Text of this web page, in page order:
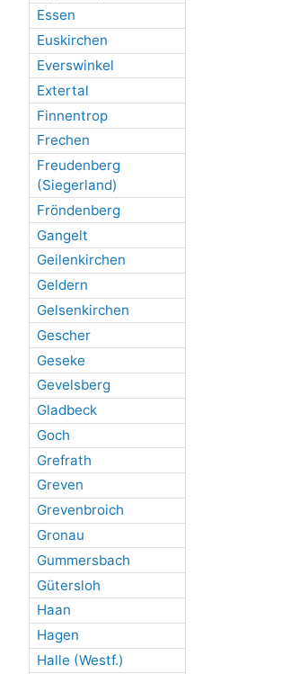
Essen
Euskirchen
Everswinkel
Extertal
Finnentrop
Frechen
Freudenberg
(Siegerland)
Fröndenberg
Gangelt
Geilenkirchen
Geldern
Gelsenkirchen
Gescher
Geseke
Gevelsberg
Gladbeck
Goch
Grefrath
Greven
Grevenbroich
Gronau
Gummersbach
Gütersloh
Haan
Hagen
Halle (Westf.)